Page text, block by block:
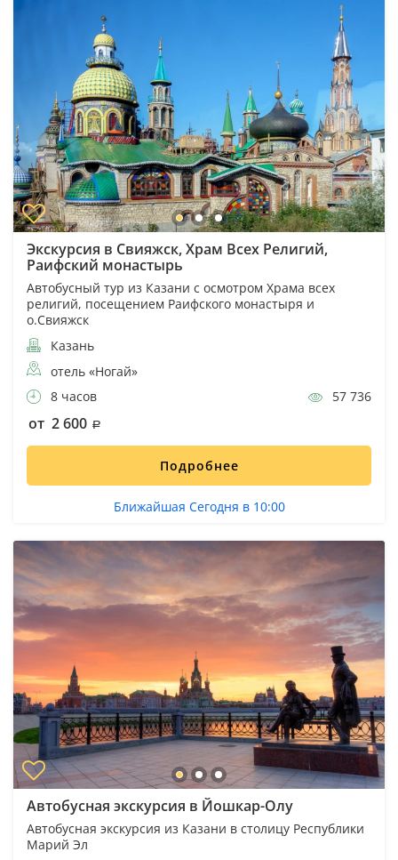
Экскурсия в Свияжск, Храм Всех Религий,
Раифский монастырь
Автобусный тур из Казани с осмотром Храма всех
религий, посещением Раифского монастыря и
о.Свияжск
Казань
отель «Ногай»
8 часов
57 736
от 2 600
Подробнее
Ближайшая Сегодня в 10:00
Автобусная экскурсия в Йошкар-Олу
Автобусная экскурсия из Казани в столицу Республики
Марий Эл